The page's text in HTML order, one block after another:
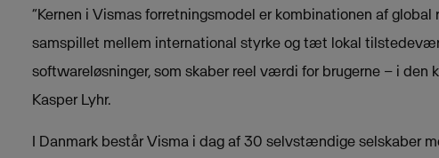
“Kernen i Vismas forretningsmodel er kombinationen af
samspillet mellem international styrke og tæt lokal
softwareløsninger, som skaber reel værdi for brugerne – i den
Kasper Lyhr.
I Danmark består Visma i dag af 30 selvstændige selskaber